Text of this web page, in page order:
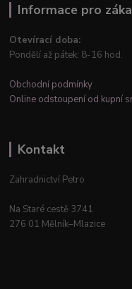
Informace pro
Otevírací doba:
Pondělí až pátek: 8-16 hod.
Obchodní podmínky
Online odstoupení od kupní
Kontakt
Zahradnictví Petro
Na Staré cestě 3741
276 01 Mělník–Mlazice